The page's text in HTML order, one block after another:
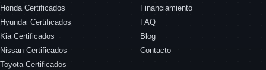
Honda Certificados
Hyundai Certificados
Kia Certificados
Nissan Certificados
Toyota Certificados
Financiamiento
FAQ
Blog
Contacto